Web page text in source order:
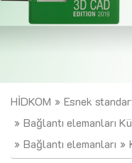
HİDKOM
Esnek
Bağlantı elemanları
Bağlantı elemanları